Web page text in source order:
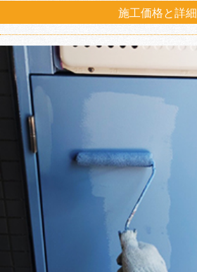
施工価格と詳細